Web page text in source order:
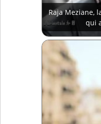
Raja Meziane,
qui